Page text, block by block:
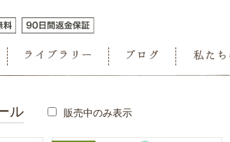
ル 販売中のみ表示